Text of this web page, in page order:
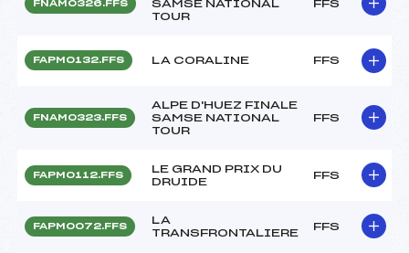
FNAM0326.FFS
SAMSE NATIONAL
TOUR
FFS
FAPM0132.FFS LA CORALINE FFS
FNAM0323.FFS
ALPE D'HUEZ FINALE
SAMSE NATIONAL
TOUR
FFS
FAPM0112.FFS
LE GRAND PRIX DU
DRUIDE
FFS
FAPM0072.FFS
LA
TRANSFRONTALIERE
FFS